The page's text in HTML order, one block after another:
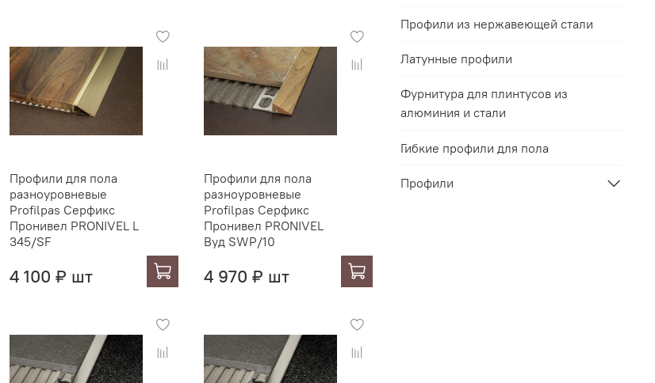
Профили для пола
разноуровневые
Profilpas Серфикс
Пронивел PRONIVEL L
345/SF
4 100 ₽ шт
Профили для пола
разноуровневые
Profilpas Серфикс
Пронивел PRONIVEL
Вуд SWP/10
4 970 ₽ шт
Профили из нержавеющей стали
Латунные профили
Фурнитура для плинтусов из
алюминия и стали
Гибкие профили для пола
Профили